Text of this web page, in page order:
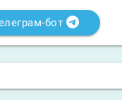
бот